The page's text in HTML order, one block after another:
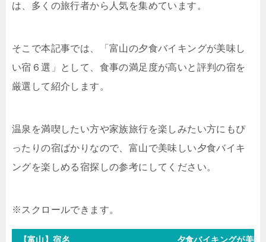
は、多くの旅行者から人気を集めています。
そこで本記事では、「富山の夕食バイキングが美味し
い宿６選」として、食事の満足度が高いと評判の宿を
厳選して紹介します。
温泉を満喫したい方や家族旅行を楽しみたい方にもぴ
ったりの宿ばかりなので、富山で美味しい夕食バイキ
ングを楽しめる宿探しの参考にしてください。
【富山】宿名 夕食バイキングが美味